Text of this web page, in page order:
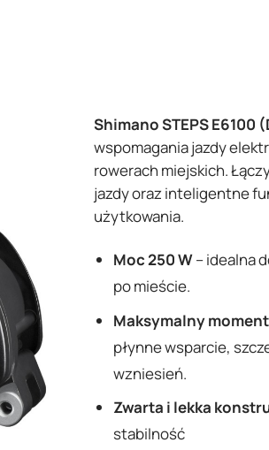
Shimano STEPS E6100
wspomagania jazdy
rowerach miejskich.
jazdy oraz inteligentne
użytkowania.
Moc 250 W– idealna
po mieście.
Maksymalny
płynne wsparcie,
wzniesień.
Zwarta i lekka
stabilność